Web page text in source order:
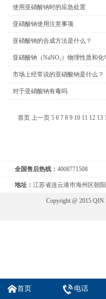
使用亚硝酸钠时的应急处置
亚硝酸钠使用注意事项
亚硝酸钠的合成方法是什么？
亚硝酸钠（NaNO₂）物理性质和化
市场上经常说的亚硝酸钠是什么？
对于亚硝酸钠有毒吗
首页 上一页 5 6 7 8 9 10 11 12 13
全国售后热线：4008771508
地址：江苏省连云港市海州区朝
Copyright @ 2015
首页 电话